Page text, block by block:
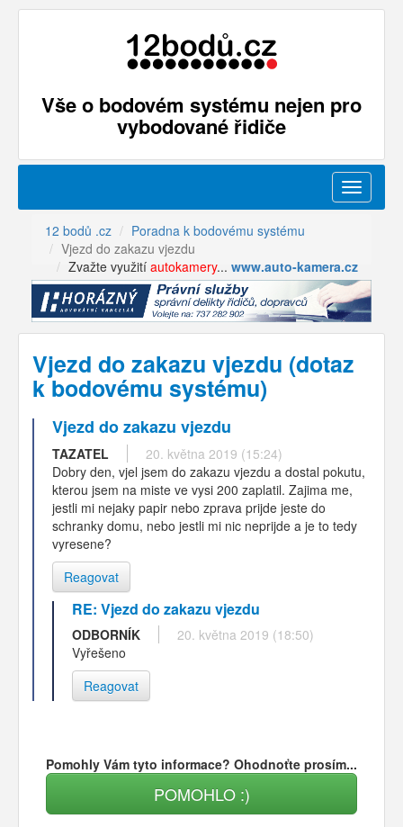
Vše o bodovém systému nejen pro
vybodované řidiče
Menu
12 bodů .cz
Poradna k bodovému systému
Vjezd do zakazu vjezdu
Zvažte využití autokamery... www.auto-kamera.cz
Vjezd do zakazu vjezdu (dotaz
k bodovému systému)
Vjezd do zakazu vjezdu
TAZATEL
20. května 2019 (15:24)
Dobry den, vjel jsem do zakazu vjezdu a dostal pokutu,
kterou jsem na miste ve vysi 200 zaplatil. Zajima me,
jestli mi nejaky papir nebo zprava prijde jeste do
schranky domu, nebo jestli mi nic neprijde a je to tedy
vyresene?
Reagovat
RE: Vjezd do zakazu vjezdu
ODBORNÍK
20. května 2019 (18:50)
Vyřešeno
Reagovat
Pomohly Vám tyto informace? Ohodnoťte prosím...
POMOHLO :)